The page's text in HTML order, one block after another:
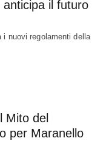
il futuro
i nuovi regolamenti della
Mito del
per Maranello